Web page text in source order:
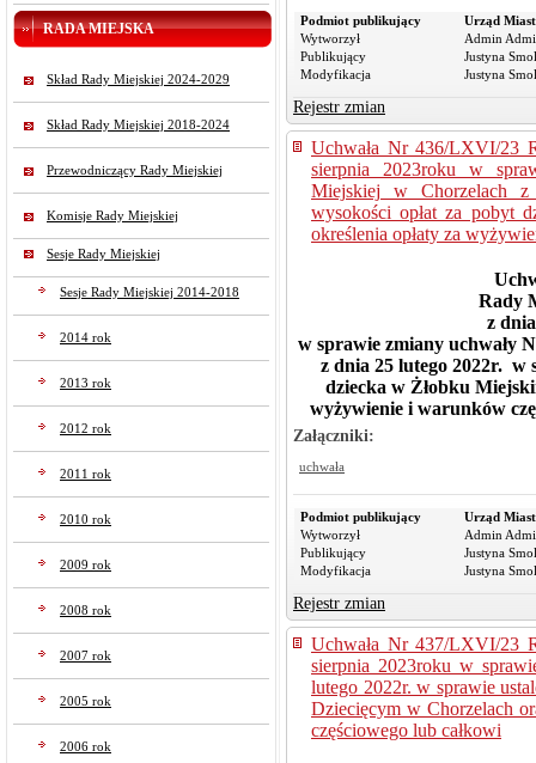
RADA MIEJSKA
Skład Rady Miejskiej 2024-2029
Skład Rady Miejskiej 2018-2024
Przewodniczący Rady Miejskiej
Komisje Rady Miejskiej
Sesje Rady Miejskiej
Sesje Rady Miejskiej 2014-2018
2014 rok
2013 rok
2012 rok
2011 rok
2010 rok
2009 rok
2008 rok
2007 rok
2005 rok
2006 rok
Podmiot publikujący
Urząd
Wytworzył
Admin
Publikujący
Justyna
Modyfikacja
Justyna
Rejestr zmian
Uchwała Nr 436/LXVI/23
sierpnia 2023roku w
Miejskiej w Chorzelach
wysokości opłat za pobyt
określenia opłaty za
Rady
z
w sprawie zmiany uchwały
z dnia 25 lutego 2022r. w
dziecka w Żłobku
wyżywienie i warunków
Załączniki:
uchwała
Podmiot publikujący
Urząd
Wytworzył
Admin
Publikujący
Justyna
Modyfikacja
Justyna
Rejestr zmian
Uchwała Nr 437/LXVI/23
sierpnia 2023roku w
lutego 2022r. w sprawie
Dziecięcym w Chorzelach
częściowego lub całkowi